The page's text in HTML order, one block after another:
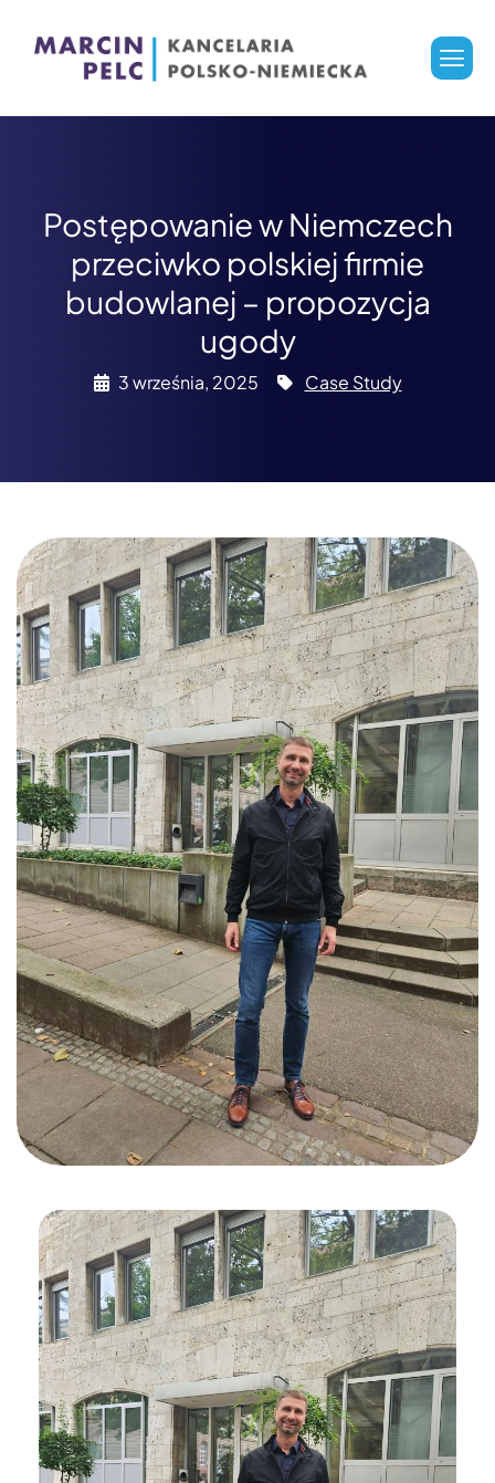
Postępowanie w Niemczech
przeciwko polskiej firmie
budowlanej – propozycja
ugody
3 września, 2025 Case Study